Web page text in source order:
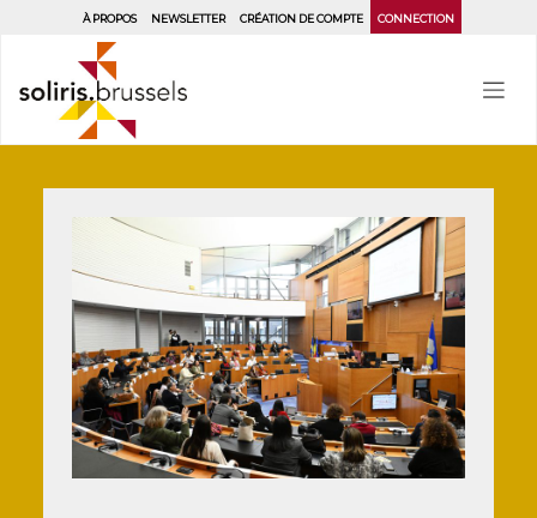
À PROPOS NEWSLETTER CRÉATION DE COMPTE CONNECTION